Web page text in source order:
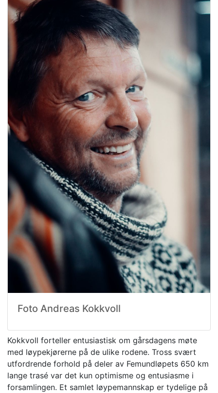
Foto Andreas Kokkvoll
Kokkvoll forteller entusiastisk om gårsdagens møte
med løypekjørerne på de ulike rodene. Tross svært
utfordrende forhold på deler av Femundløpets 650 km
lange trasé var det kun optimisme og entusiasme i
forsamlingen. Et samlet løypemannskap er tydelige på